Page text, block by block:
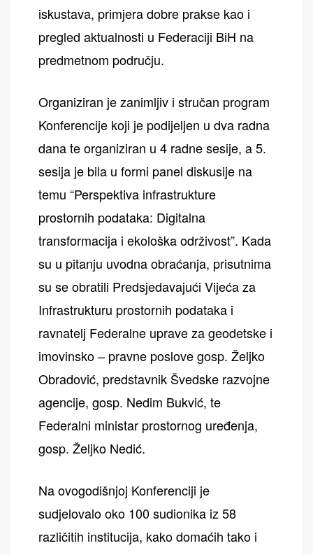
iskustava, primjera dobre prakse kao i
pregled aktualnosti u Federaciji BiH na
predmetnom području.
Organiziran je zanimljiv i stručan program
Konferencije koji je podijeljen u dva radna
dana te organiziran u 4 radne sesije, a 5.
sesija je bila u formi panel diskusije na
temu “Perspektiva infrastrukture
prostornih podataka: Digitalna
transformacija i ekološka održivost”. Kada
su u pitanju uvodna obraćanja, prisutnima
su se obratili Predsjedavajući Vijeća za
Infrastrukturu prostornih podataka i
ravnatelj Federalne uprave za geodetske i
imovinsko – pravne poslove gosp. Željko
Obradović, predstavnik Švedske razvojne
agencije, gosp. Nedim Bukvić, te
Federalni ministar prostornog uređenja,
gosp. Željko Nedić.
Na ovogodišnjoj Konferenciji je
sudjelovalo oko 100 sudionika iz 58
različitih institucija, kako domaćih tako i